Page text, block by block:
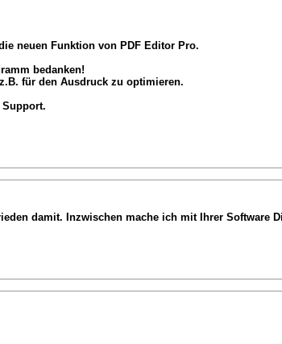
neuen Funktion von PDF Editor Pro.
bedanken!
für den Ausdruck zu optimieren.
Support.
damit. Inzwischen mache ich mit Ihrer